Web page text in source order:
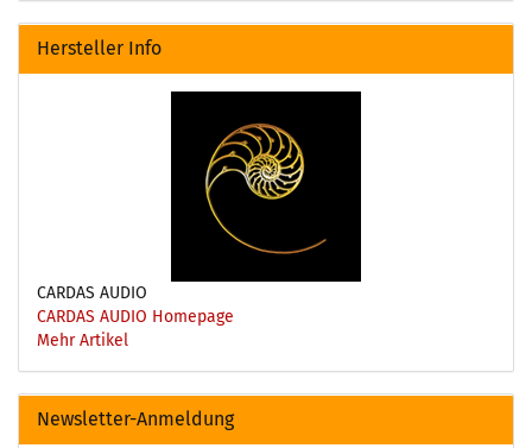
Hersteller Info
CARDAS AUDIO
CARDAS AUDIO Homepage
Mehr Artikel
Newsletter-Anmeldung